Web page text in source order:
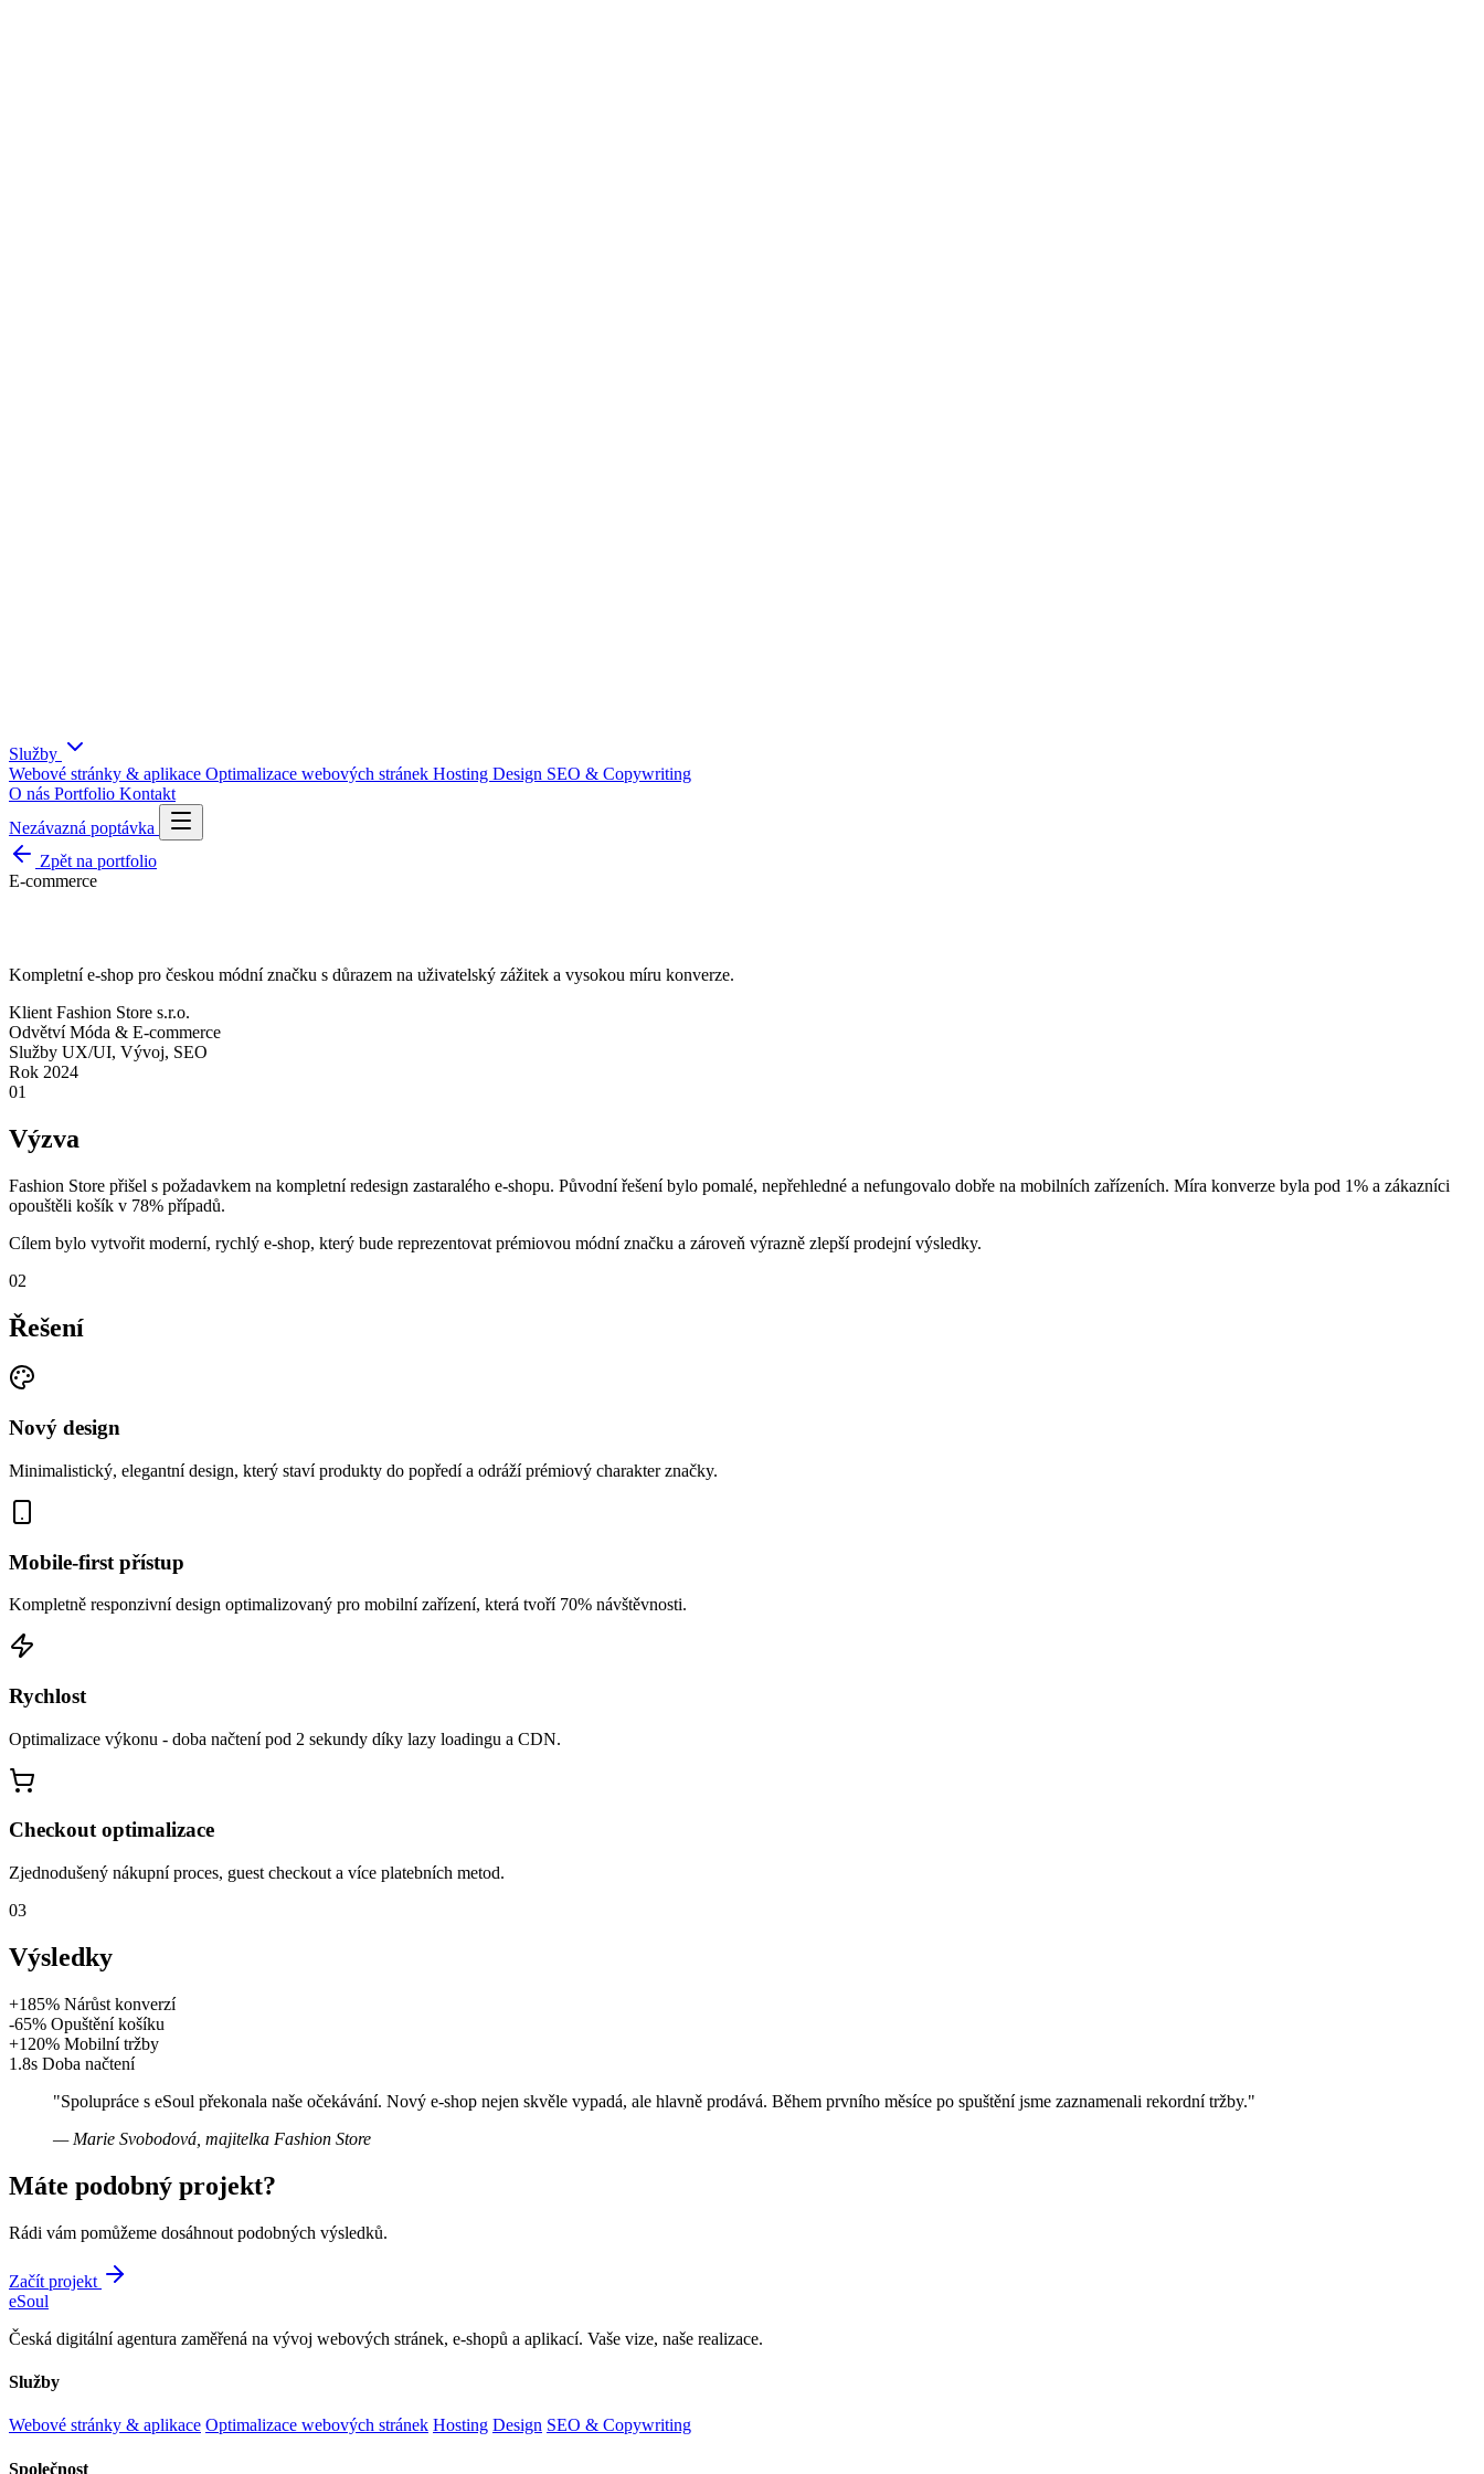
Služby
Webové stránky & aplikace Optimalizace webových stránek Hosting Design SEO & Copywriting
O nás Portfolio Kontakt
Nezávazná poptávka
Zpět na portfolio
E-commerce
Kompletní e-shop pro českou módní značku s důrazem na uživatelský zážitek a vysokou míru konverze.
Klient Fashion Store s.r.o.
Odvětví Móda & E-commerce
Služby UX/UI, Vývoj, SEO
Rok 2024
01
Výzva
Fashion Store přišel s požadavkem na kompletní redesign zastaralého e-shopu. Původní řešení bylo pomalé, nepřehledné a nefungovalo dobře na mobilních zařízeních. Míra konverze byla pod 1% a zákazníci
opouštěli košík v 78% případů.
Cílem bylo vytvořit moderní, rychlý e-shop, který bude reprezentovat prémiovou módní značku a zároveň výrazně zlepší prodejní výsledky.
02
Řešení
Nový design
Minimalistický, elegantní design, který staví produkty do popředí a odráží prémiový charakter značky.
Mobile-first přístup
Kompletně responzivní design optimalizovaný pro mobilní zařízení, která tvoří 70% návštěvnosti.
Rychlost
Optimalizace výkonu - doba načtení pod 2 sekundy díky lazy loadingu a CDN.
Checkout optimalizace
Zjednodušený nákupní proces, guest checkout a více platebních metod.
03
Výsledky
+185% Nárůst konverzí
-65% Opuštění košíku
+120% Mobilní tržby
1.8s Doba načtení
"Spolupráce s eSoul překonala naše očekávání. Nový e-shop nejen skvěle vypadá, ale hlavně prodává. Během prvního měsíce po spuštění jsme zaznamenali rekordní tržby."
— Marie Svobodová, majitelka Fashion Store
Máte podobný projekt?
Rádi vám pomůžeme dosáhnout podobných výsledků.
Začít projekt
eSoul
Česká digitální agentura zaměřená na vývoj webových stránek, e-shopů a aplikací. Vaše vize, naše realizace.
Služby
Webové stránky & aplikace Optimalizace webových stránek Hosting Design SEO & Copywriting
Společnost